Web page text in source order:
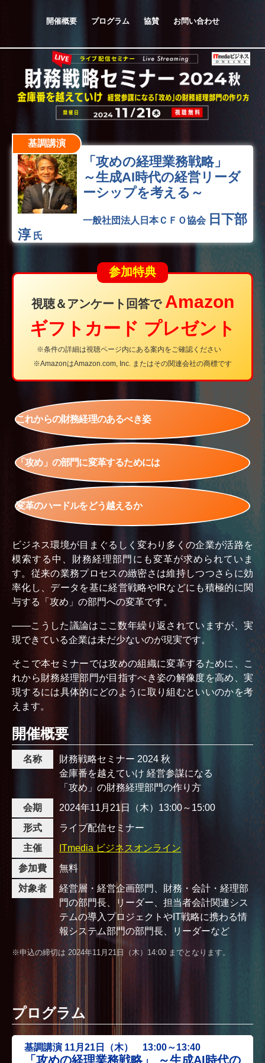
基調講演
「攻めの経理業務戦略」
～生成AI時代の経営リーダ
ーシップを考える～
一般社団法人日本ＣＦＯ協会 日下部
淳氏
参加特典
視聴＆アンケート回答で Amazon
ギフトカード プレゼント
※条件の詳細は視聴ページ内にある案内をご確認ください
※AmazonはAmazon.com, Inc. またはその関連会社の商標です
これからの財務経理のあるべき姿
「攻め」の部門に変革するためには
変革のハードルをどう越えるか
ビジネス環境が目まぐるしく変わり多くの企業が活路を
模索する中、財務経理部門にも変革が求められていま
す。従来の業務プロセスの緻密さは維持しつつさらに効
率化し、データを基に経営戦略やIRなどにも積極的に関
与する「攻め」の部門への変革です。
――こうした議論はここ数年繰り返されていますが、実
現できている企業は未だ少ないのが現実です。
そこで本セミナーでは攻めの組織に変革するために、こ
れから財務経理部門が目指すべき姿の解像度を高め、実
現するには具体的にどのように取り組むといいのかを考
えます。
開催概要
名称
財務戦略セミナー 2024 秋
金庫番を越えていけ 経営参謀になる
「攻め」の財務経理部門の作り方
会期
2024年11月21日（木）13:00～15:00
形式
ライブ配信セミナー
主催
ITmedia ビジネスオンライン
参加費
無料
対象者
経営層・経営企画部門、財務・会計・経理部
門の部門長、リーダー、担当者会計関連シス
テムの導入プロジェクトやIT戦略に携わる情
報システム部門の部門長、リーダーなど
※申込の締切は 2024年11月21日（木）14:00 までとなります。
プログラム
基調講演 11月21日（木） 13:00～13:40
「攻めの経理業務戦略」 ～生成AI時代の
開催概要 プログラム 協賛 お問い合わせ